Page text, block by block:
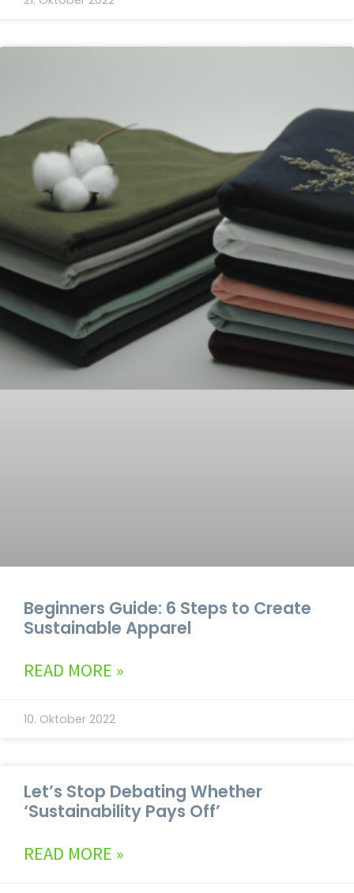
Beginners Guide: 6 Steps to Create
Sustainable Apparel
READ MORE »
10. Oktober 2022
Let’s Stop Debating Whether
‘Sustainability Pays Off’
READ MORE »